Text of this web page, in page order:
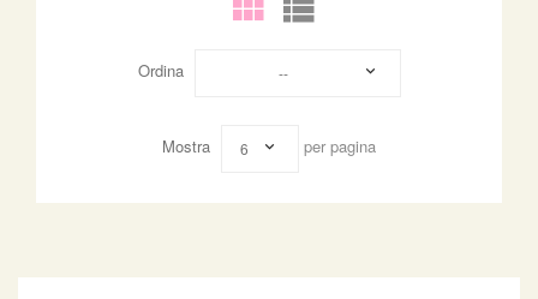
Ordina --
Mostra 6 per pagina